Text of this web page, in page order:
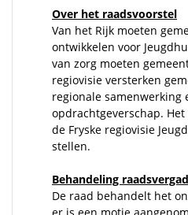
Over het raadsvoorstel
Van het Rijk moeten
ontwikkelen voor
van zorg moeten
regiovisie versterken
regionale samenwerking
opdrachtgeverschap.
de Fryske regiovisie
stellen.
Behandeling
De raad behandelt het